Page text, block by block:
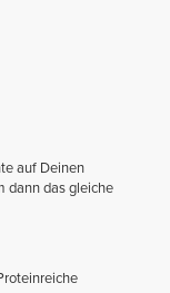
auf Deinen
dann das gleiche